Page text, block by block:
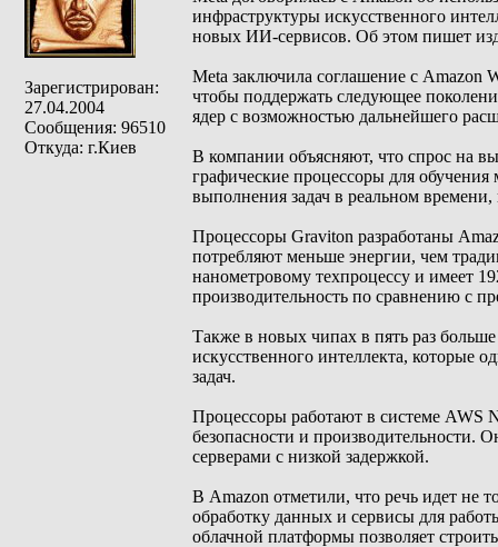
Зарегистрирован:
27.04.2004
Сообщения: 96510
Откуда: г.Киев
инфраструктуры искусственного
новых ИИ-сервисов. Об этом пишет
Meta заключила соглашение с Amazon
чтобы поддержать следующее
ядер с возможностью дальнейшего
В компании объясняют, что спрос на
графические процессоры для обучения
выполнения задач в реальном
Процессоры Graviton разработаны
потребляют меньше энергии, чем
нанометровому техпроцессу и имеет
производительность по сравнению с
Также в новых чипах в пять раз
искусственного интеллекта,
задач.
Процессоры работают в системе AWS
безопасности и
серверами с низкой задержкой.
В Amazon отметили, что речь идет не
обработку данных и сервисы для
облачной платформы позволяет